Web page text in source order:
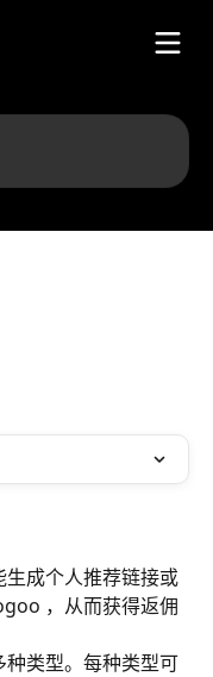
成个人推荐链接或
，从而获得返佣
类型。每种类型可